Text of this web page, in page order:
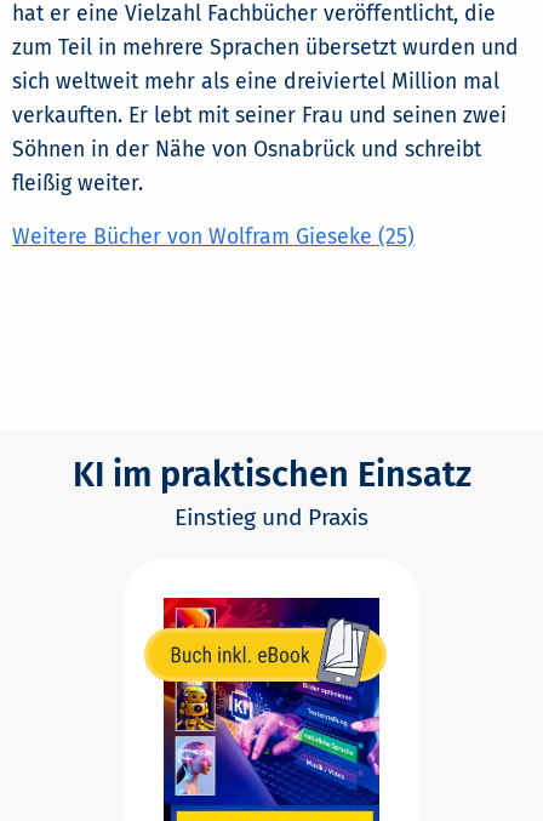
hat er eine Vielzahl Fachbücher veröffentlicht, die
zum Teil in mehrere Sprachen übersetzt wurden und
sich weltweit mehr als eine dreiviertel Million mal
verkauften. Er lebt mit seiner Frau und seinen zwei
Söhnen in der Nähe von Osnabrück und schreibt
fleißig weiter.
Weitere Bücher von Wolfram Gieseke (25)
KI im praktischen Einsatz
Einstieg und Praxis